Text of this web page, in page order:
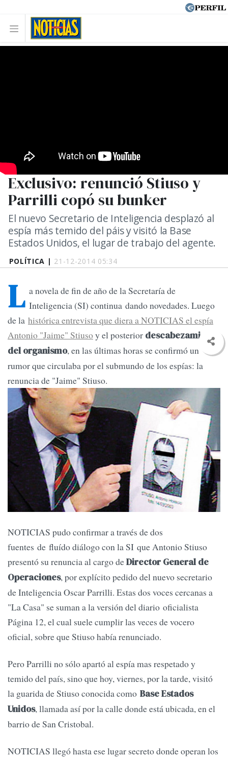
POLÍTICA | 21-12-2014 05:34
Exclusivo: renunció Stiuso y
Parrilli copó su bunker
El nuevo Secretario de Inteligencia desplazó al
espía más temido del páis y visitó la Base
Estados Unidos, el lugar de trabajo del agente.
L a novela de fin de año de la Secretaría de
Inteligencia (SI) continua dando novedades. Luego
de la histórica entrevista que diera a NOTICIAS el espía
Antonio "Jaime" Stiusoy el posterior descabezamiento
del organismo, en las últimas horas se confirmó un
rumor que circulaba por el submundo de los espías: la
renuncia de "Jaime" Stiuso.
NOTICIAS pudo confirmar a través de dos
fuentes de fluído diálogo con la SI que Antonio Stiuso
presentó su renuncia al cargo deDirector General de
Operaciones, por explícito pedido del nuevo secretario
de Inteligencia Oscar Parrilli. Estas dos voces cercanas a
"La Casa" se suman a la versión del diario oficialista
Página 12, el cual suele cumplir las veces de vocero
oficial, sobre que Stiuso había renunciado.
Pero Parrilli no sólo apartó al espía mas respetado y
temido del país, sino que hoy, viernes, por la tarde, visitó
la guarida de Stiuso conocida como Base Estados
Unidos, llamada así por la calle donde está ubicada, en el
barrio de San Cristobal.
NOTICIAS llegó hasta ese lugar secreto donde operan los